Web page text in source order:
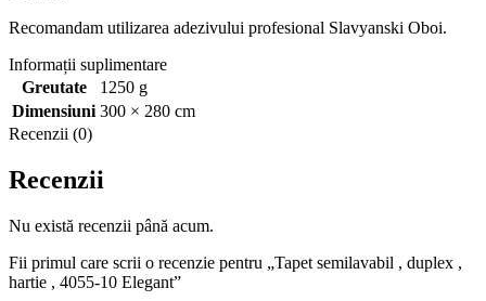
Recomandam utilizarea adezivului profesional Slavyanski Oboi.
Informații suplimentare
Greutate
1250 g
Dimensiuni 300 × 280 cm
Recenzii (0)
Recenzii
Nu există recenzii până acum.
Fii primul care scrii o recenzie pentru „Tapet semilavabil , duplex ,
hartie , 4055-10 Elegant”